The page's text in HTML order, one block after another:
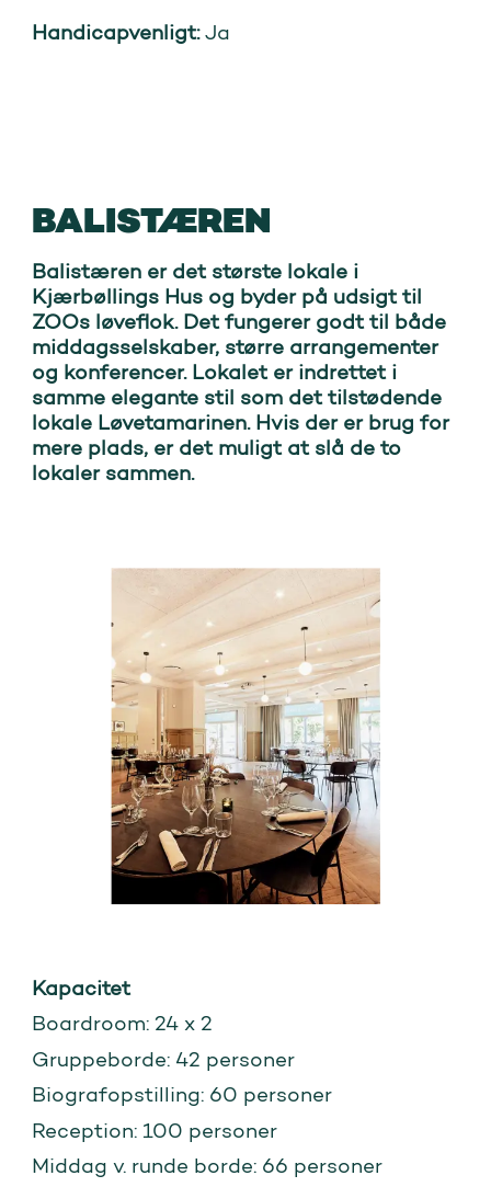
Handicapvenligt:Ja
BALISTÆREN
Balistæren er det største lokale i
Kjærbøllings Hus og byder på udsigt til
ZOOs løveflok. Det fungerer godt til både
middagsselskaber, større arrangementer
og konferencer. Lokalet er indrettet i
samme elegante stil som det tilstødende
lokale Løvetamarinen. Hvis der er brug for
mere plads, er det muligt at slå de to
lokaler sammen.
Kapacitet
Boardroom: 24 x 2
Gruppeborde: 42 personer
Biografopstilling: 60 personer
Reception: 100 personer
Middag v. runde borde: 66 personer